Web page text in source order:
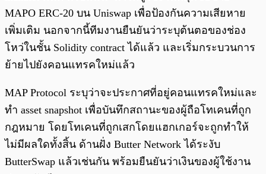
MAPO ERC-20 บน Uniswap เพื่อป้องกันความเสียหาย
เพิ่มเติม นอกจากนี้ทีมงานยืนยันว่าระบุต้นตอของช่อง
โหว่ในชั้น Solidity contract ได้แล้ว และเริ่มกระบวนการ
ย้ายไปยังคอนแทรคใหม่แล้ว
MAP Protocol ระบุว่าจะประกาศที่อยู่คอนแทรคใหม่และ
ทำ asset snapshot เพื่อบันทึกสถานะของผู้ถือโทเคนที่ถูก
กฎหมาย โดยโทเคนที่ถูกเสกโดยแฮกเกอร์จะถูกทำให้
ไม่มีผลใดทั้งสิ้น ด้านฝั่ง Butter Network ได้ระงับ
ButterSwap แล้วเช่นกัน พร้อมยืนยันว่าเงินของผู้ใช้งาน